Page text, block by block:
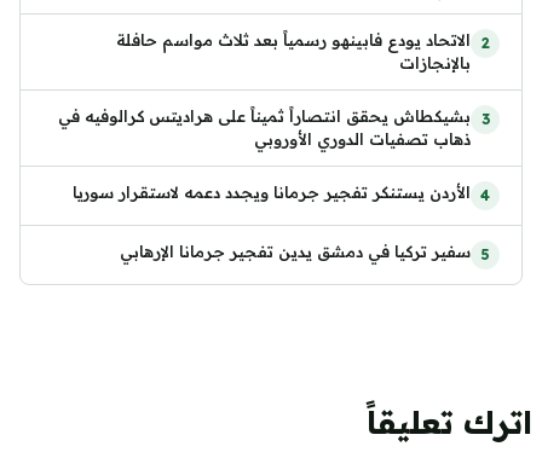
الاتحاد يودع فابينهو رسمياً بعد ثلاث مواسم حافلة
بالإنجازات
بشيكطاش يحقق انتصاراً ثميناً على هراديتس كرالوفيه في
ذهاب تصفيات الدوري الأوروبي
الأردن يستنكر تفجير جرمانا ويجدد دعمه لاستقرار سوريا
سفير تركيا في دمشق يدين تفجير جرمانا الإرهابي
اترك تعليقاً